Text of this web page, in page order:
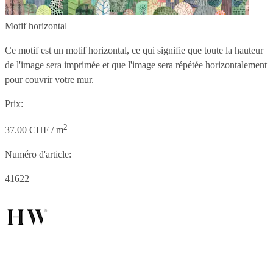
Motif horizontal
Ce motif est un motif horizontal, ce qui signifie que toute la hauteur
de l'image sera imprimée et que l'image sera répétée horizontalement
pour couvrir votre mur.
Prix:
37.00 CHF / m2
Numéro d'article:
41622